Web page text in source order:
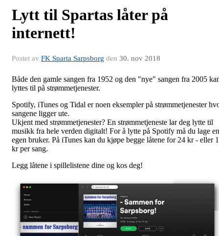
Lytt til Spartas låter på
internett!
Postet av FK Sparta Sarpsborg den 30. nov 2018
Både den gamle sangen fra 1952 og den "nye" sangen fra 2005
lyttes til på strømmetjenester.
Spotify, iTunes og Tidal er noen eksempler på strømmetjenester
sangene ligger ute.
Ukjent med strømmetjenester? En strømmetjeneste lar deg lytte til
musikk fra hele verden digitalt! For å lytte på Spotify må du lage en
egen bruker. På iTunes kan du kjøpe begge låtene for 24 kr - eller
kr per sang.
Legg låtene i spillelistene dine og kos deg!